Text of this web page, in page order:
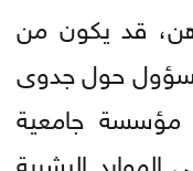
قد يكون من
حول جدوى
مؤسسة جامعية
البشرية